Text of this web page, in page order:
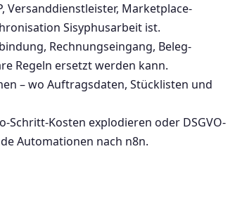
Versanddienstleister, Marketplace-
Sisyphusarbeit ist.
Rechnungseingang, Beleg-
Regeln ersetzt werden kann.
– wo Auftragsdaten, Stücklisten und
Schritt-Kosten explodieren oder DSGVO-
Automationen nach n8n.